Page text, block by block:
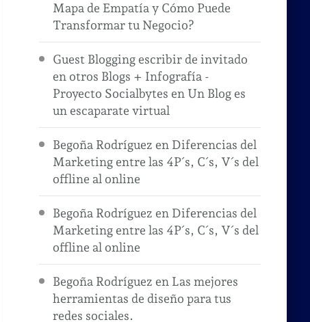
Mapa de Empatía y Cómo Puede
Transformar tu Negocio?
Guest Blogging escribir de invitado
en otros Blogs + Infografía -
Proyecto Socialbytes en Un Blog es
un escaparate virtual
Begoña Rodríguez en Diferencias del
Marketing entre las 4P´s, C´s, V´s del
offline al online
Begoña Rodríguez en Diferencias del
Marketing entre las 4P´s, C´s, V´s del
offline al online
Begoña Rodríguez en Las mejores
herramientas de diseño para tus
redes sociales.